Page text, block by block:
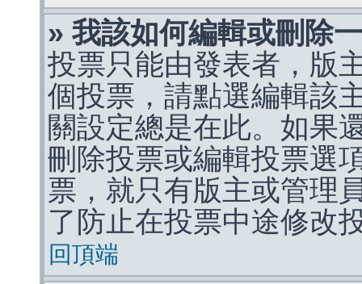
» 我該如何編輯或刪除
投票只能由發表者，版
個投票，請點選編輯該
關設定總是在此。如果
刪除投票或編輯投票選
票，就只有版主或管理
了防止在投票中途修改
回頂端